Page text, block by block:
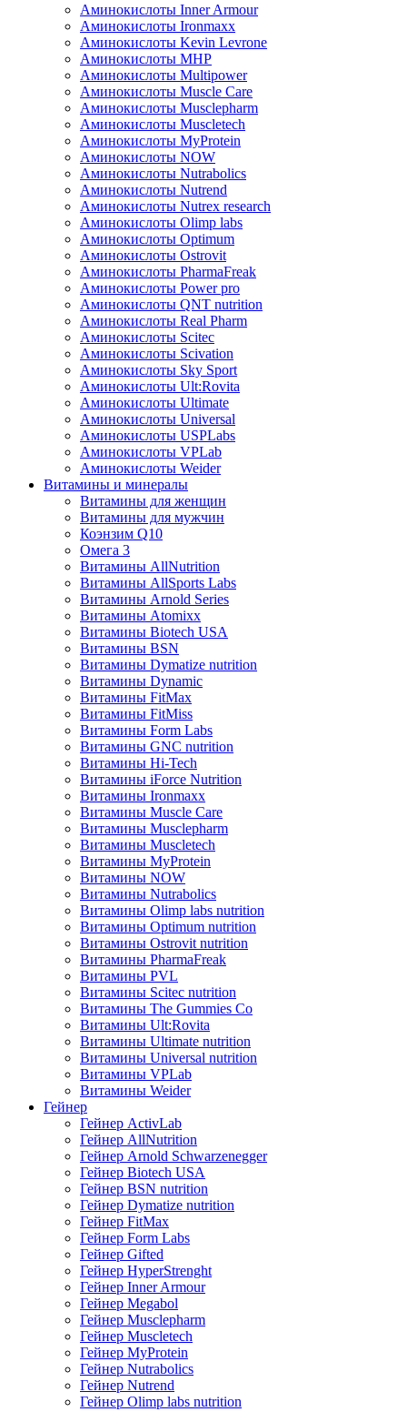
Аминокислоты Inner Armour
Аминокислоты Ironmaxx
Аминокислоты Kevin Levrone
Аминокислоты MHP
Аминокислоты Multipower
Аминокислоты Muscle Care
Аминокислоты Musclepharm
Аминокислоты Muscletech
Аминокислоты MyProtein
Аминокислоты NOW
Аминокислоты Nutrabolics
Аминокислоты Nutrend
Аминокислоты Nutrex research
Аминокислоты Olimp labs
Аминокислоты Optimum
Аминокислоты Ostrovit
Аминокислоты PharmaFreak
Аминокислоты Power pro
Аминокислоты QNT nutrition
Аминокислоты Real Pharm
Аминокислоты Scitec
Аминокислоты Scivation
Аминокислоты Sky Sport
Аминокислоты Ult:Rovita
Аминокислоты Ultimate
Аминокислоты Universal
Аминокислоты USPLabs
Аминокислоты VPLab
Аминокислоты Weider
Витамины и минералы
Витамины для женщин
Витамины для мужчин
Коэнзим Q10
Омега 3
Витамины AllNutrition
Витамины AllSports Labs
Витамины Arnold Series
Витамины Atomixx
Витамины Biotech USA
Витамины BSN
Витамины Dymatize nutrition
Витамины Dynamic
Витамины FitMax
Витамины FitMiss
Витамины Form Labs
Витамины GNC nutrition
Витамины Hi-Tech
Витамины iForce Nutrition
Витамины Ironmaxx
Витамины Muscle Care
Витамины Musclepharm
Витамины Muscletech
Витамины MyProtein
Витамины NOW
Витамины Nutrabolics
Витамины Olimp labs nutrition
Витамины Optimum nutrition
Витамины Ostrovit nutrition
Витамины PharmaFreak
Витамины PVL
Витамины Scitec nutrition
Витамины The Gummies Co
Витамины Ult:Rovita
Витамины Ultimate nutrition
Витамины Universal nutrition
Витамины VPLab
Витамины Weider
Гейнер
Гейнер ActivLab
Гейнер AllNutrition
Гейнер Arnold Schwarzenegger
Гейнер Biotech USA
Гейнер BSN nutrition
Гейнер Dymatize nutrition
Гейнер FitMax
Гейнер Form Labs
Гейнер Gifted
Гейнер HyperStrenght
Гейнер Inner Armour
Гейнер Megabol
Гейнер Musclepharm
Гейнер Muscletech
Гейнер MyProtein
Гейнер Nutrabolics
Гейнер Nutrend
Гейнер Olimp labs nutrition